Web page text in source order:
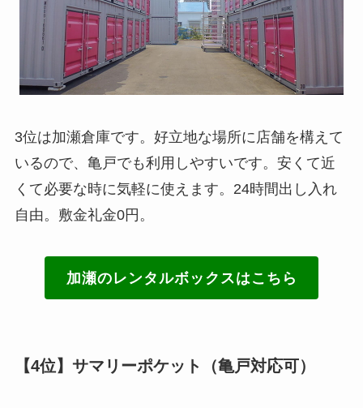
3位は加瀬倉庫です。好立地な場所に店舗を構えて
いるので、亀戸でも利用しやすいです。安くて近
くて必要な時に気軽に使えます。24時間出し入れ
自由。敷金礼金0円。
加瀬のレンタルボックスはこちら
【4位】サマリーポケット（亀戸対応可）